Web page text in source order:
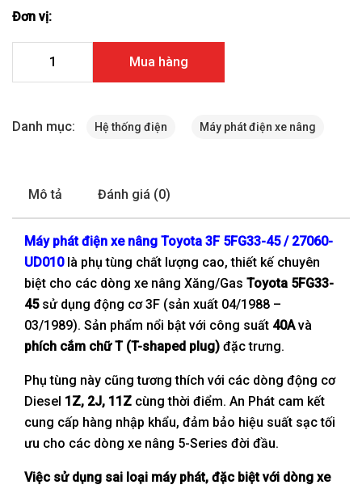
Đơn vị:
Mua hàng
Danh mục: Hệ thống điện Máy phát điện xe nâng
Mô tả Đánh giá (0)
Máy phát điện xe nâng Toyota 3F 5FG33-45 / 27060-
UD010là phụ tùng chất lượng cao, thiết kế chuyên
biệt cho các dòng xe nâng Xăng/Gas Toyota 5FG33-
45sử dụng động cơ 3F (sản xuất 04/1988 –
03/1989). Sản phẩm nổi bật với công suất 40Avà
phích cắm chữ T (T-shaped plug) đặc trưng.
Phụ tùng này cũng tương thích với các dòng động cơ
Diesel 1Z, 2J, 11Z cùng thời điểm. An Phát cam kết
cung cấp hàng nhập khẩu, đảm bảo hiệu suất sạc tối
ưu cho các dòng xe nâng 5-Series đời đầu.
Việc sử dụng sai loại máy phát, đặc biệt với dòng xe